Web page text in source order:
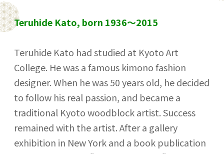
Teruhide Kato, born 1936～2015
Teruhide Kato had studied at Kyoto Art
College. He was a famous kimono fashion
designer. When he was 50 years old, he decided
to follow his real passion, and became a
traditional Kyoto woodblock artist. Success
remained with the artist. After a gallery
exhibition in New York and a book publication